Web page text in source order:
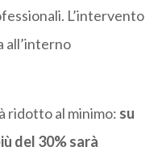
L’intervento
all’interno
ridotto al minimo: su
del 30% sarà